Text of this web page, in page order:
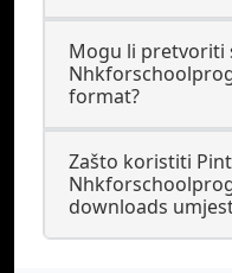
Mogu li pretvoriti
format?
Zašto koristiti
downloads